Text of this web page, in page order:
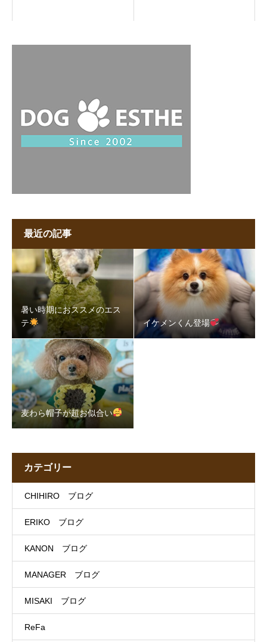
最近の記事
暑い時期におススメのエス
テ
イケメンくん登場
麦わら帽子が超お似合い
カテゴリー
CHIHIRO ブログ
ERIKO ブログ
KANON ブログ
MANAGER ブログ
MISAKI ブログ
ReFa